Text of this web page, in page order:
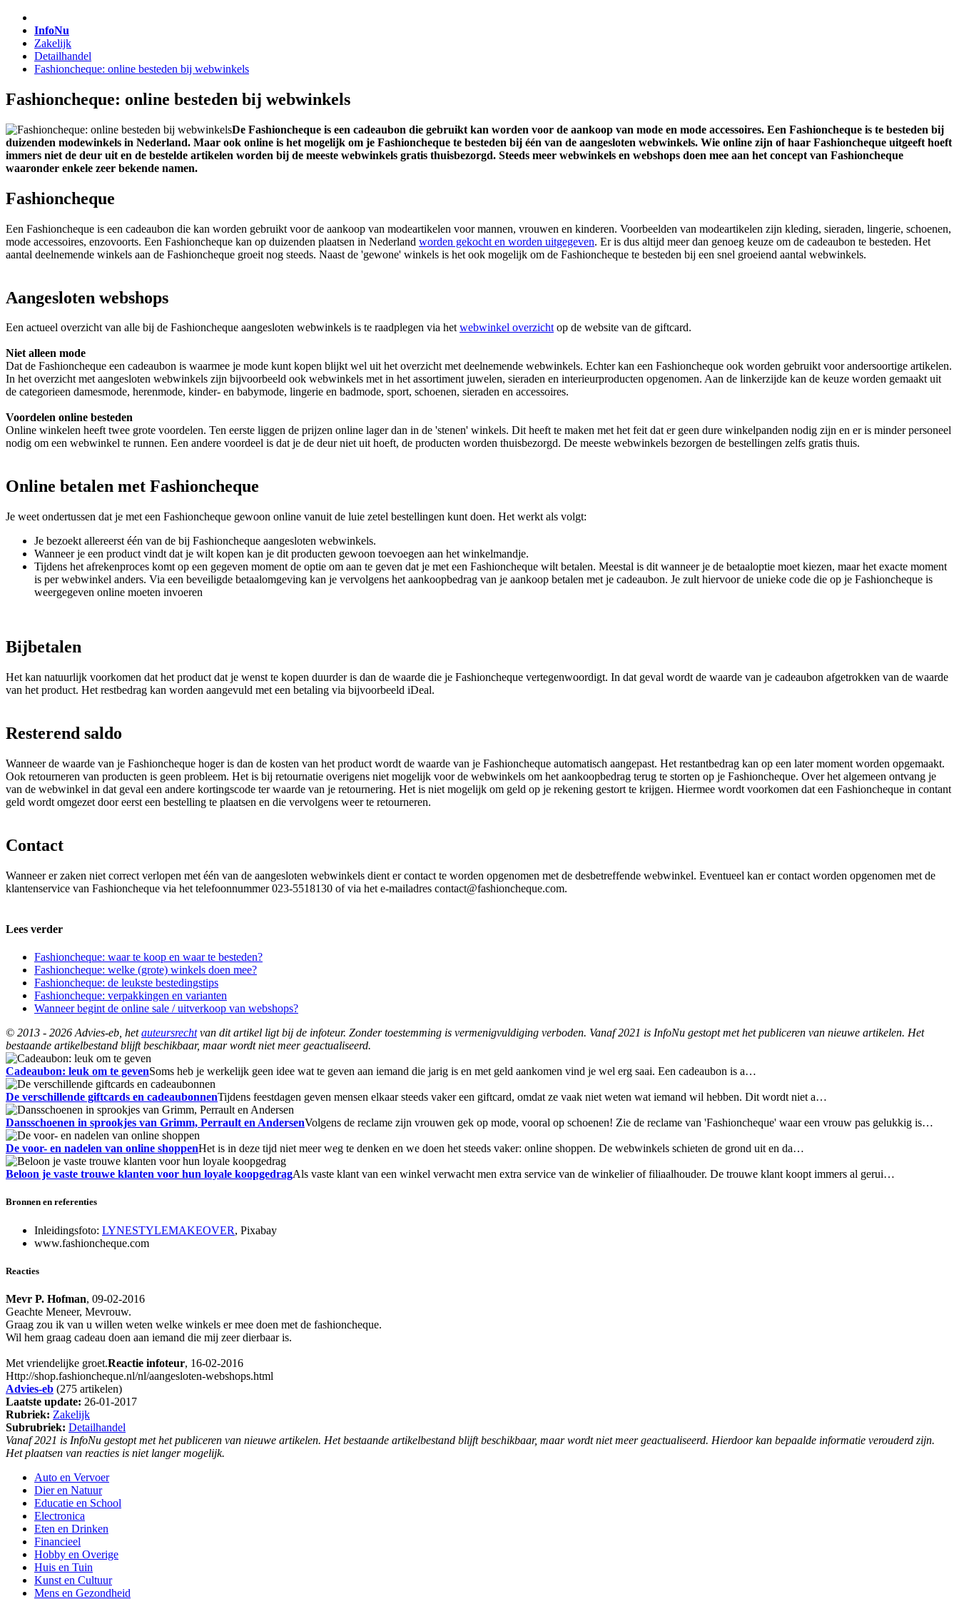
InfoNu
Zakelijk
Detailhandel
Fashioncheque: online besteden bij webwinkels
Fashioncheque: online besteden bij webwinkels
De Fashioncheque is een cadeaubon die gebruikt kan worden voor de aankoop van mode en mode accessoires. Een Fashioncheque is te besteden bij
duizenden modewinkels in Nederland. Maar ook online is het mogelijk om je Fashioncheque te besteden bij één van de aangesloten webwinkels. Wie online zijn of haar Fashioncheque uitgeeft hoeft
immers niet de deur uit en de bestelde artikelen worden bij de meeste webwinkels gratis thuisbezorgd. Steeds meer webwinkels en webshops doen mee aan het concept van Fashioncheque
waaronder enkele zeer bekende namen.
Fashioncheque
Een Fashioncheque is een cadeaubon die kan worden gebruikt voor de aankoop van modeartikelen voor mannen, vrouwen en kinderen. Voorbeelden van modeartikelen zijn kleding, sieraden, lingerie, schoenen,
mode accessoires, enzovoorts. Een Fashioncheque kan op duizenden plaatsen in Nederland worden gekocht en worden uitgegeven. Er is dus altijd meer dan genoeg keuze om de cadeaubon te besteden. Het
aantal deelnemende winkels aan de Fashioncheque groeit nog steeds. Naast de 'gewone' winkels is het ook mogelijk om de Fashioncheque te besteden bij een snel groeiend aantal webwinkels.
Aangesloten webshops
Een actueel overzicht van alle bij de Fashioncheque aangesloten webwinkels is te raadplegen via hetwebwinkel overzichtop de website van de giftcard.
Niet alleen mode
Dat de Fashioncheque een cadeaubon is waarmee je mode kunt kopen blijkt wel uit het overzicht met deelnemende webwinkels. Echter kan een Fashioncheque ook worden gebruikt voor andersoortige artikelen.
In het overzicht met aangesloten webwinkels zijn bijvoorbeeld ook webwinkels met in het assortiment juwelen, sieraden en interieurproducten opgenomen. Aan de linkerzijde kan de keuze worden gemaakt uit
de categorieen damesmode, herenmode, kinder- en babymode, lingerie en badmode, sport, schoenen, sieraden en accessoires.
Voordelen online besteden
Online winkelen heeft twee grote voordelen. Ten eerste liggen de prijzen online lager dan in de 'stenen' winkels. Dit heeft te maken met het feit dat er geen dure winkelpanden nodig zijn en er is minder personeel
nodig om een webwinkel te runnen. Een andere voordeel is dat je de deur niet uit hoeft, de producten worden thuisbezorgd. De meeste webwinkels bezorgen de bestellingen zelfs gratis thuis.
Online betalen met Fashioncheque
Je weet ondertussen dat je met een Fashioncheque gewoon online vanuit de luie zetel bestellingen kunt doen. Het werkt als volgt:
Je bezoekt allereerst één van de bij Fashioncheque aangesloten webwinkels.
Wanneer je een product vindt dat je wilt kopen kan je dit producten gewoon toevoegen aan het winkelmandje.
Tijdens het afrekenproces komt op een gegeven moment de optie om aan te geven dat je met een Fashioncheque wilt betalen. Meestal is dit wanneer je de betaaloptie moet kiezen, maar het exacte moment
is per webwinkel anders. Via een beveiligde betaalomgeving kan je vervolgens het aankoopbedrag van je aankoop betalen met je cadeaubon. Je zult hiervoor de unieke code die op je Fashioncheque is
weergegeven online moeten invoeren
Bijbetalen
Het kan natuurlijk voorkomen dat het product dat je wenst te kopen duurder is dan de waarde die je Fashioncheque vertegenwoordigt. In dat geval wordt de waarde van je cadeaubon afgetrokken van de waarde
van het product. Het restbedrag kan worden aangevuld met een betaling via bijvoorbeeld iDeal.
Resterend saldo
Wanneer de waarde van je Fashioncheque hoger is dan de kosten van het product wordt de waarde van je Fashioncheque automatisch aangepast. Het restantbedrag kan op een later moment worden opgemaakt.
Ook retourneren van producten is geen probleem. Het is bij retournatie overigens niet mogelijk voor de webwinkels om het aankoopbedrag terug te storten op je Fashioncheque. Over het algemeen ontvang je
van de webwinkel in dat geval een andere kortingscode ter waarde van je retournering. Het is niet mogelijk om geld op je rekening gestort te krijgen. Hiermee wordt voorkomen dat een Fashioncheque in contant
geld wordt omgezet door eerst een bestelling te plaatsen en die vervolgens weer te retourneren.
Contact
Wanneer er zaken niet correct verlopen met één van de aangesloten webwinkels dient er contact te worden opgenomen met de desbetreffende webwinkel. Eventueel kan er contact worden opgenomen met de
klantenservice van Fashioncheque via het telefoonnummer 023-5518130 of via het e-mailadres contact@fashioncheque.com.
Lees verder
Fashioncheque: waar te koop en waar te besteden?
Fashioncheque: welke (grote) winkels doen mee?
Fashioncheque: de leukste bestedingstips
Fashioncheque: verpakkingen en varianten
Wanneer begint de online sale / uitverkoop van webshops?
© 2013 - 2026 Advies-eb, hetauteursrechtvan dit artikel ligt bij de infoteur. Zonder toestemming is vermenigvuldiging verboden. Vanaf 2021 is InfoNu gestopt met het publiceren van nieuwe artikelen. Het
bestaande artikelbestand blijft beschikbaar, maar wordt niet meer geactualiseerd.
Cadeaubon: leuk om te gevenSoms heb je werkelijk geen idee wat te geven aan iemand die jarig is en met geld aankomen vind je wel erg saai. Een cadeaubon is a…
De verschillende giftcards en cadeaubonnenTijdens feestdagen geven mensen elkaar steeds vaker een giftcard, omdat ze vaak niet weten wat iemand wil hebben. Dit wordt niet a…
Dansschoenen in sprookjes van Grimm, Perrault en AndersenVolgens de reclame zijn vrouwen gek op mode, vooral op schoenen! Zie de reclame van 'Fashioncheque' waar een vrouw pas gelukkig is…
De voor- en nadelen van online shoppenHet is in deze tijd niet meer weg te denken en we doen het steeds vaker: online shoppen. De webwinkels schieten de grond uit en da…
Beloon je vaste trouwe klanten voor hun loyale koopgedragAls vaste klant van een winkel verwacht men extra service van de winkelier of filiaalhouder. De trouwe klant koopt immers al gerui…
Bronnen en referenties
Inleidingsfoto: LYNESTYLEMAKEOVER, Pixabay
www.fashioncheque.com
Reacties
Mevr P. Hofman, 09-02-2016
Geachte Meneer, Mevrouw.
Graag zou ik van u willen weten welke winkels er mee doen met de fashioncheque.
Wil hem graag cadeau doen aan iemand die mij zeer dierbaar is.
Met vriendelijke groet.Reactie infoteur, 16-02-2016
Http://shop.fashioncheque.nl/nl/aangesloten-webshops.html
Advies-eb (275 artikelen)
Laatste update: 26-01-2017
Rubriek: Zakelijk
Subrubriek: Detailhandel
Vanaf 2021 is InfoNu gestopt met het publiceren van nieuwe artikelen. Het bestaande artikelbestand blijft beschikbaar, maar wordt niet meer geactualiseerd. Hierdoor kan bepaalde informatie verouderd zijn.
Het plaatsen van reacties is niet langer mogelijk.
Auto en Vervoer
Dier en Natuur
Educatie en School
Electronica
Eten en Drinken
Financieel
Hobby en Overige
Huis en Tuin
Kunst en Cultuur
Mens en Gezondheid